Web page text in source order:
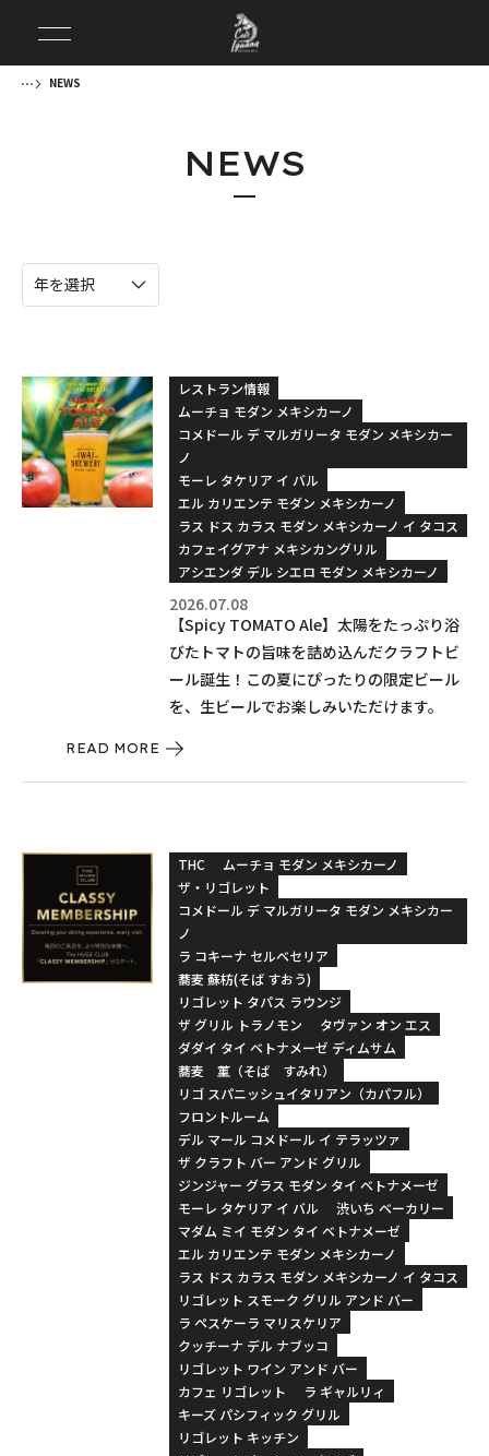
NEWS
NEWS
レストラン情報
ムーチョ モダン メキシカーノ
コメドール デ マルガリータ モダン メキシカー
ノ
モーレ タケリア イ バル
エル カリエンテ モダン メキシカーノ
ラス ドス カラス モダン メキシカーノ イ タコス
カフェイグアナ メキシカングリル
アシエンダ デル シエロ モダン メキシカーノ
2026.07.08
【Spicy TOMATO Ale】太陽をたっぷり浴
びたトマトの旨味を詰め込んだクラフトビ
ール誕生！この夏にぴったりの限定ビール
を、生ビールでお楽しみいただけます。
READ MORE
THC
ムーチョ モダン メキシカーノ
ザ・リゴレット
コメドール デ マルガリータ モダン メキシカー
ノ
ラ コキーナ セルベセリア
蕎麦 蘇枋(そば すおう)
リゴレット タパス ラウンジ
ザ グリル トラノモン
タヴァン オン エス
ダダイ タイ ベトナメーゼ ディムサム
蕎麦 菫（そば すみれ）
リゴ スパニッシュイタリアン（カパフル）
フロントルーム
デル マール コメドール イ テラッツァ
ザ クラフト バー アンド グリル
ジンジャー グラス モダン タイ ベトナメーゼ
モーレ タケリア イ バル
渋いち ベーカリー
マダム ミイ モダン タイ ベトナメーゼ
エル カリエンテ モダン メキシカーノ
ラス ドス カラス モダン メキシカーノ イ タコス
リゴレット スモーク グリル アンド バー
ラ ペスケーラ マリスケリア
クッチーナ デル ナブッコ
リゴレット ワイン アンド バー
カフェ リゴレット
ラ ギャルリィ
キーズ パシフィック グリル
リゴレット キッチン